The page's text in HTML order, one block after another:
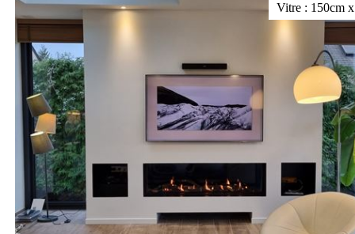
Vitre : 150cm